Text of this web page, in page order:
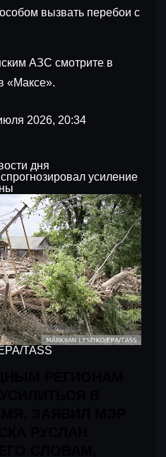
вызвать перебои с
АЗС смотрите в
«Максе».
2026, 20:34
дня
усиление
TASS